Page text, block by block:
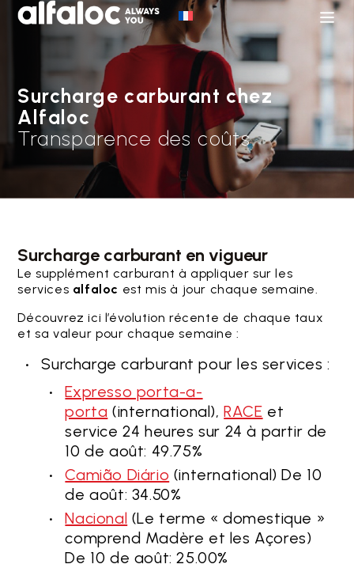
Surcharge carburant chez
Alfaloc
Transparence des coûts
Surcharge carburant en vigueur
Le supplément carburant à appliquer sur les
services alfaloc est mis à jour chaque semaine.
Découvrez ici l’évolution récente de chaque taux
et sa valeur pour chaque semaine :
Surcharge carburant pour les services :
Expresso porta-a-
porta (international),RACE et
service 24 heures sur 24 à partir de
10 de août: 49.75%
Camião Diário (international) De 10
de août: 34.50%
Nacional (Le terme « domestique »
comprend Madère et les Açores)
De 10 de août: 25.00%